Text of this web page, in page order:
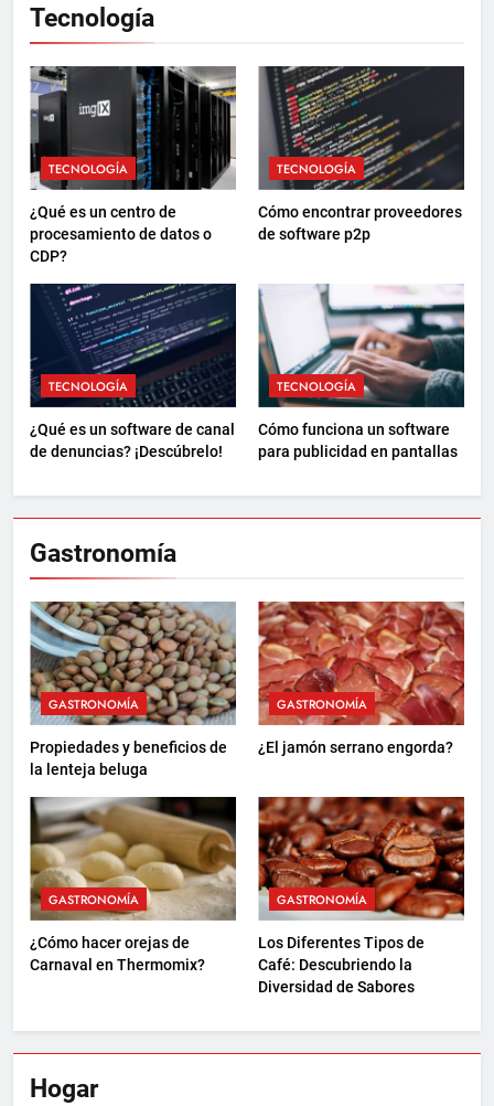
Tecnología
TECNOLOGÍA
¿Qué es un centro de
procesamiento de datos o
CDP?
TECNOLOGÍA
Cómo encontrar proveedores
de software p2p
TECNOLOGÍA
¿Qué es un software de canal
de denuncias? ¡Descúbrelo!
TECNOLOGÍA
Cómo funciona un software
para publicidad en pantallas
Gastronomía
GASTRONOMÍA
Propiedades y beneficios de
la lenteja beluga
GASTRONOMÍA
¿El jamón serrano engorda?
GASTRONOMÍA
¿Cómo hacer orejas de
Carnaval en Thermomix?
GASTRONOMÍA
Los Diferentes Tipos de
Café: Descubriendo la
Diversidad de Sabores
Hogar